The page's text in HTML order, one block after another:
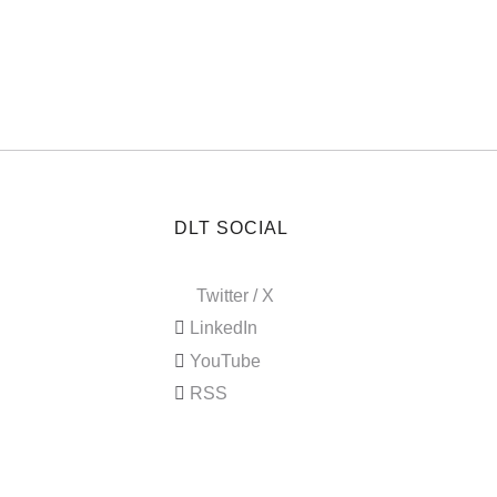
DLT SOCIAL
Twitter / X
LinkedIn
YouTube
RSS